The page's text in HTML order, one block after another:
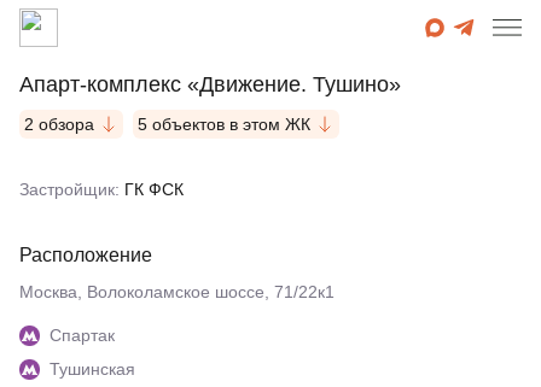
Апарт-комплекс «Движение. Тушино»
2 обзора 5 объектов в этом ЖК
Застройщик: ГК ФСК
Расположение
Москва, Волоколамское шоссе, 71/22к1
Спартак
Тушинская